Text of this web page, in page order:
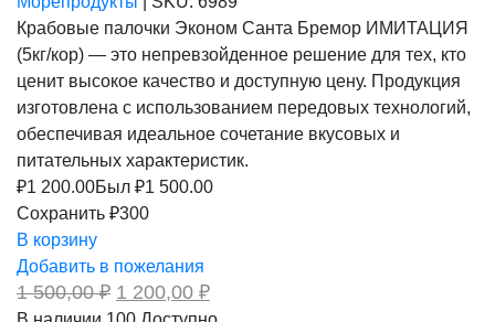
Крабовые палочки Эконом Санта Бремор ИМИТАЦИЯ
(5кг/кор) — это непревзойденное решение для тех, кто
ценит высокое качество и доступную цену. Продукция
изготовлена с использованием передовых технологий,
обеспечивая идеальное сочетание вкусовых и
питательных характеристик.
₽1 200.00Был ₽1 500.00
Сохранить ₽300
В корзину
Добавить в пожелания
1 500,00₽ Первоначальная
цена
1 200,00 ₽Текущая